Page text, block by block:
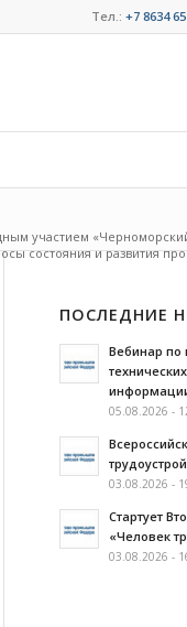
Тел.: +7 8634
участием
состояния и развития
ПОСЛЕДНИЕ
Вебинар по
05.08.2026 -
03.08.2026 -
Стартует
«Человек
03.08.2026 -